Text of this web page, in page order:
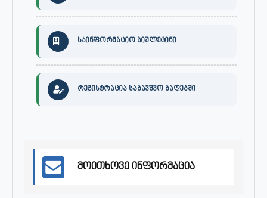
საინფორმაციო ბიულეტინი
რეგისტრაცია საბავშვო ბაღებში
მოითხოვე ინფორმაცია